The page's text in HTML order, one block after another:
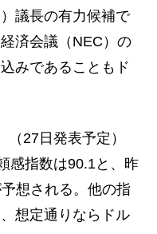
議長の有力候補で
済会議（NEC）の
みであることもド
（27日発表予定）
感指数は90.1と、昨
想される。他の指
想定通りならドル